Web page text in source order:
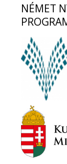
NÉMET